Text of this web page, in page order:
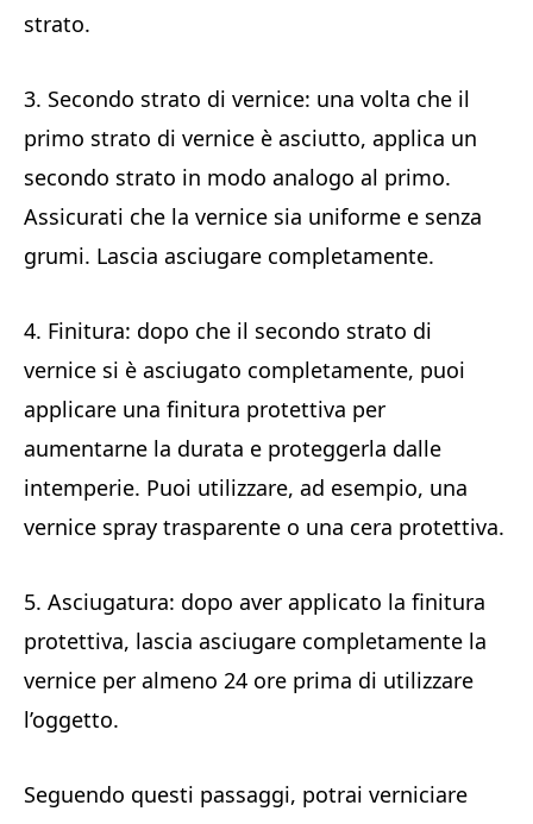
strato.
3. Secondo strato di vernice: una volta che il
primo strato di vernice è asciutto, applica un
secondo strato in modo analogo al primo.
Assicurati che la vernice sia uniforme e senza
grumi. Lascia asciugare completamente.
4. Finitura: dopo che il secondo strato di
vernice si è asciugato completamente, puoi
applicare una finitura protettiva per
aumentarne la durata e proteggerla dalle
intemperie. Puoi utilizzare, ad esempio, una
vernice spray trasparente o una cera protettiva.
5. Asciugatura: dopo aver applicato la finitura
protettiva, lascia asciugare completamente la
vernice per almeno 24 ore prima di utilizzare
l’oggetto.
Seguendo questi passaggi, potrai verniciare